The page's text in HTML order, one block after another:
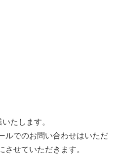
たします。
ルでのお問い合わせはいただ
させていただきます。